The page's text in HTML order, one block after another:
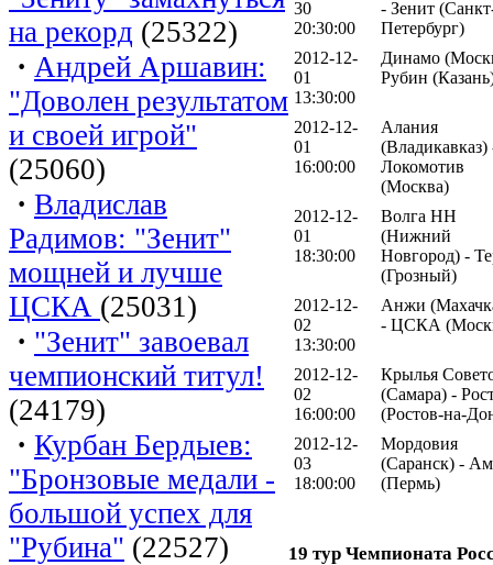
на рекорд (25322)
· Андрей Аршавин:
"Доволен результатом
и своей игрой"
(25060)
· Владислав
Радимов: "Зенит"
мощней и лучше
ЦСКА (25031)
· "Зенит" завоевал
чемпионский титул!
(24179)
· Курбан Бердыев:
"Бронзовые медали -
большой успех для
"Рубина" (22527)
30
20:30:00
- Зенит
Петербург)
2012-12-
01
13:30:00
Динамо
Рубин
2012-12-
01
16:00:00
Алания
(Владикавказ)
Локомотив
(Москва)
2012-12-
01
18:30:00
Волга НН
(Нижний
Новгород) -
(Грозный)
2012-12-
02
13:30:00
Анжи
- ЦСКА
2012-12-
02
16:00:00
Крылья
(Самара) -
(Ростов-на-
2012-12-
03
18:00:00
Мордовия
(Саранск) -
(Пермь)
19 тур Чемпионата